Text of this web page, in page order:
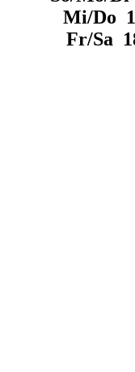
Mi/Do
Fr/Sa